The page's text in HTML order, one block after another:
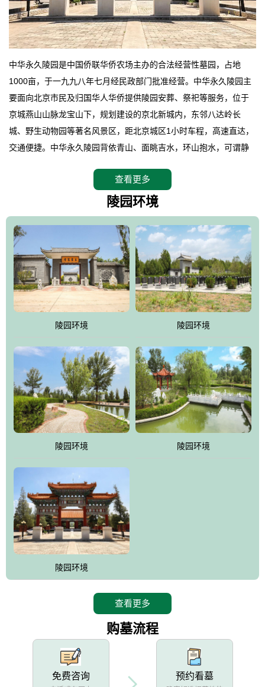
中华永久陵园是中国侨联华侨农场主办的合法经营性墓园，占地
1000亩，于一九九八年七月经民政部门批准经营。中华永久陵园主
要面向北京市民及归国华人华侨提供陵园安葬、祭祀等服务，位于
京城燕山山脉龙宝山下，规划建设的京北新城内，东邻八达岭长
城、野生动物园等著名风景区，距北京城区1小时车程，高速直达，
交通便捷。中华永久陵园背依青山、面眺吉水，环山抱水，可谓静
地。在总体设计上完全以中国传统文化作为前渠，由三条山脊环绕
而成，宛如一把太师椅，呈坐南朝北向，左青龙，右白虎，前朱
环绕挡住了外界的风吹，流动的生气遇到官厅的水又止住了，正好
符合山环水抱，藏风纳气的要求。中华永久陵园风景庄重典雅、气
势如宏，是华北地区最大的平川式墓园，陵园以皇家建筑风格为载
体吸取现代园林艺术之精华
查看更多
陵园环境
陵园环境 陵园环境
陵园环境 陵园环境
陵园环境
查看更多
购墓流程
免费咨询 预约看墓